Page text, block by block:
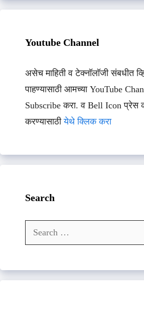
Youtube Channel
असेच माहिती व टेक्नॉलॉजी संबधीत
पाहण्यासाठी आमच्या YouTube
Subscribe करा. व Bell Icon प्रेस
करण्यासाठीयेथे क्लिक करा
Search
Search
for: